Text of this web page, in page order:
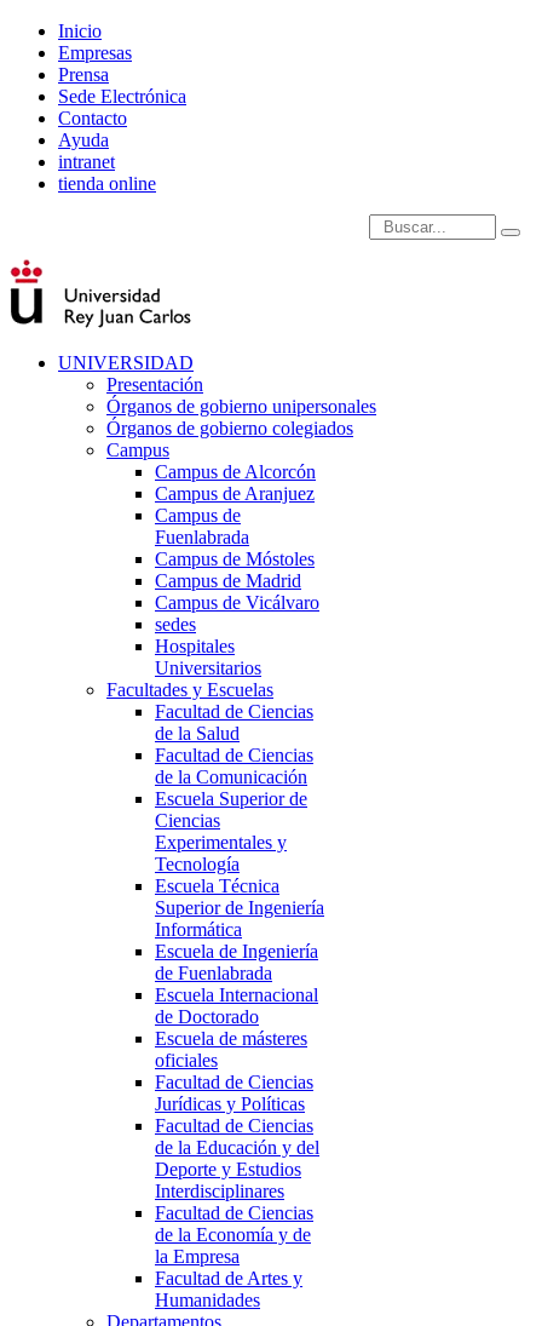
Inicio
Empresas
Prensa
Sede Electrónica
Contacto
Ayuda
intranet
tienda online
Introduce términos de
UNIVERSIDAD
Presentación
Órganos de gobierno unipersonales
Órganos de gobierno colegiados
Campus
Campus de Alcorcón
Campus de Aranjuez
Campus de
Fuenlabrada
Campus de Móstoles
Campus de Madrid
Campus de Vicálvaro
sedes
Hospitales
Universitarios
Facultades y Escuelas
Facultad de Ciencias
de la Salud
Facultad de Ciencias
de la Comunicación
Escuela Superior de
Ciencias
Experimentales y
Tecnología
Escuela Técnica
Superior de Ingeniería
Informática
Escuela de Ingeniería
de Fuenlabrada
Escuela Internacional
de Doctorado
Escuela de másteres
oficiales
Facultad de Ciencias
Jurídicas y Políticas
Facultad de Ciencias
de la Educación y del
Deporte y Estudios
Interdisciplinares
Facultad de Ciencias
de la Economía y de
la Empresa
Facultad de Artes y
Humanidades
Departamentos